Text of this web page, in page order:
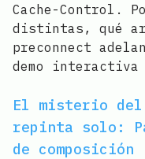
Cache-Control.
distintas, qué
preconnect
demo
El misterio del
repinta solo:
de composición